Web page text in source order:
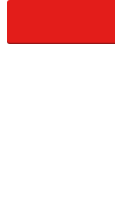
病院と自宅の中間
3～6カ月程度と短